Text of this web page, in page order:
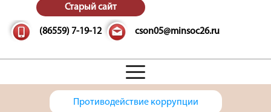
Старый сайт
(86559) 7-19-12 cson05@minsoc26.ru
Противодействие коррупции